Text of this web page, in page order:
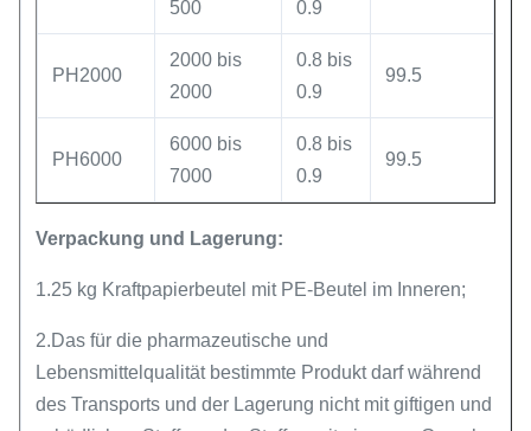
500
0.9
PH2000
2000 bis
2000
0.8 bis
0.9
99.5
PH6000
6000 bis
7000
0.8 bis
0.9
99.5
Verpackung und Lagerung:
1.25 kg Kraftpapierbeutel mit PE-Beutel im Inneren;
2.Das für die pharmazeutische und
Lebensmittelqualität bestimmte Produkt darf während
des Transports und der Lagerung nicht mit giftigen und